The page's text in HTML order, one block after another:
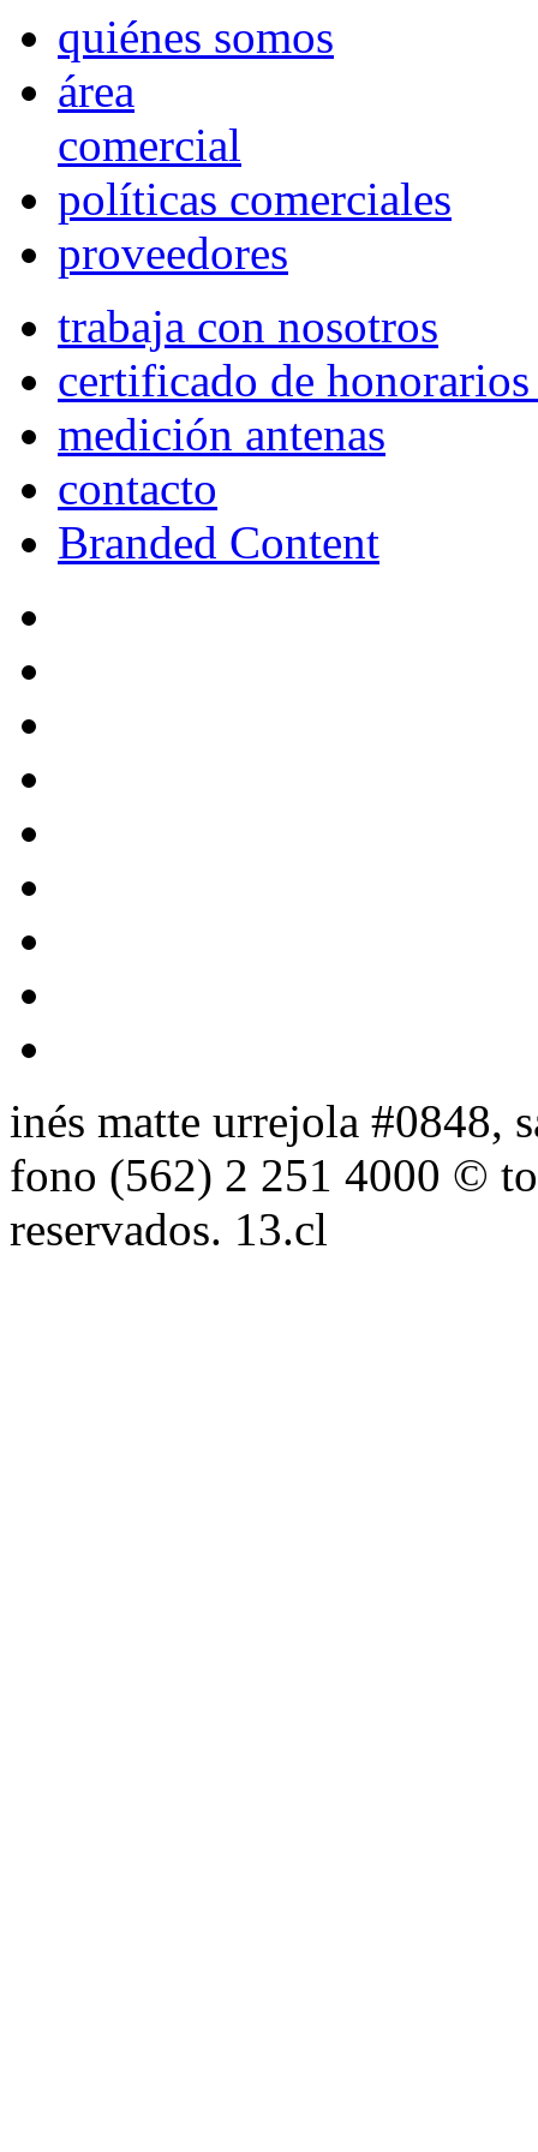
quiénes somos
área
comercial
políticas comerciales
proveedores
trabaja con nosotros
certificado de
medición antenas
contacto
Branded Content
inés matte urrejola #0848,
fono (562) 2 251 4000 ©
reservados. 13.cl